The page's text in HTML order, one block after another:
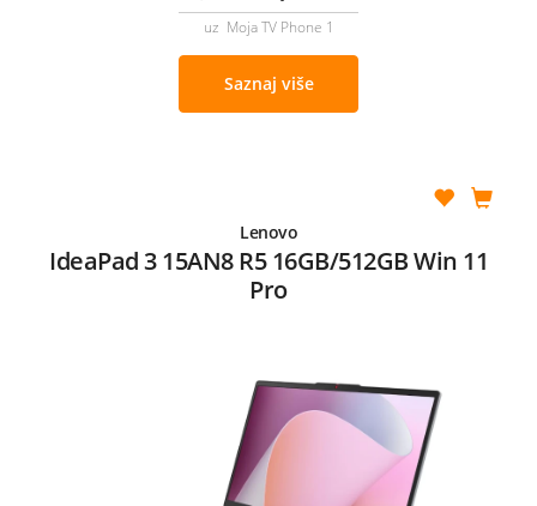
uz Moja TV Phone 1
Saznaj više
Lenovo
IdeaPad 3 15AN8 R5 16GB/512GB Win 11
Pro